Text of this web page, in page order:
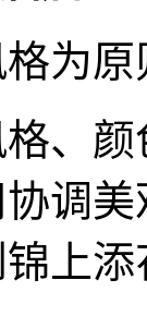
为原
、
调
上